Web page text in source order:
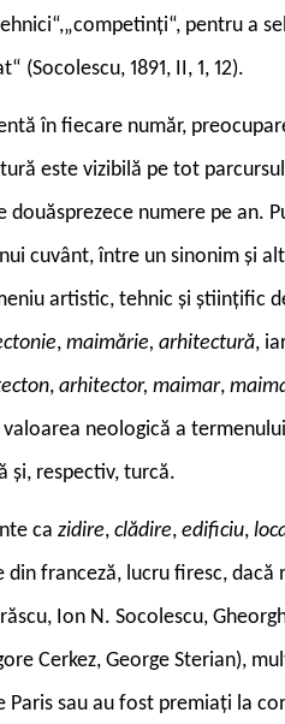
pentru a
1891, II, 1, 12).
în fiecare număr,
este vizibilă pe tot
numere pe an.
cuvânt, între un sinonim și
artistic, tehnic și științific
, maimărie, arhitectură,
, arhitector, maimar,
neologică a
și, respectiv, turcă.
ca zidire, clădire, edificiu,
franceză, lucru firesc, dacă
Ion N. Socolescu,
Cerkez, George Sterian),
sau au fost premiați la